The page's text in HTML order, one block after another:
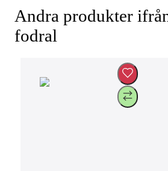
Andra produkter
fodral